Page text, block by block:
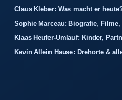
Claus Kleber: Was macht er
Sophie Marceau: Biografie,
Klaas Heufer-Umlauf: Kinder,
Kevin Allein Hause: Drehorte &